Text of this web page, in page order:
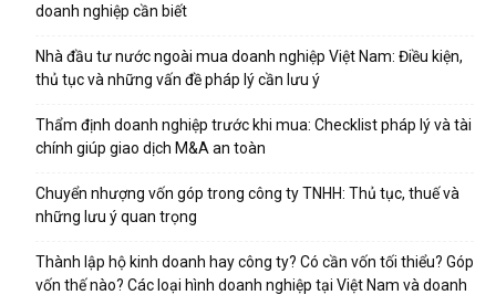
doanh nghiệp cần biết
Nhà đầu tư nước ngoài mua doanh nghiệp Việt Nam: Điều kiện,
thủ tục và những vấn đề pháp lý cần lưu ý
Thẩm định doanh nghiệp trước khi mua: Checklist pháp lý và tài
chính giúp giao dịch M&A an toàn
Chuyển nhượng vốn góp trong công ty TNHH: Thủ tục, thuế và
những lưu ý quan trọng
Thành lập hộ kinh doanh hay công ty? Có cần vốn tối thiểu? Góp
vốn thế nào? Các loại hình doanh nghiệp tại Việt Nam và doanh